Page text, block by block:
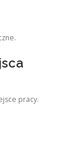
pracy.